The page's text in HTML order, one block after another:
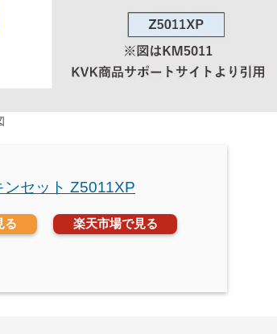
ンセット Z5011XP
る 楽天市場で見る